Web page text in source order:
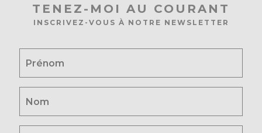
TENEZ-MOI AU COURANT
INSCRIVEZ-VOUS À NOTRE NEWSLETTER